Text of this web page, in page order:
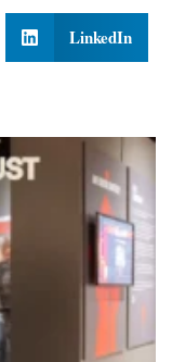
LinkedIn